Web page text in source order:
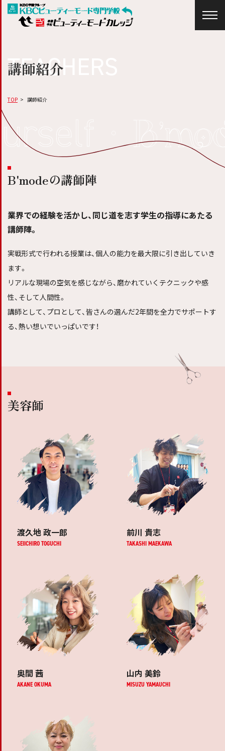
TEACHERS
講師紹介
TOP 講師紹介
B'modeの講師陣
業界での経験を活かし、同じ道を志す学生の指導にあたる
講師陣。
実戦形式で行われる授業は、個人の能力を最大限に引き出していき
ます。
リアルな現場の空気を感じながら、磨かれていくテクニックや感
性、そして人間性。
講師として、プロとして、皆さんの選んだ2年間を全力でサポートす
る、熱い想いでいっぱいです！
美容師
渡久地 政一郎
SEIICHIRO TOGUCHI
前川 貴志
TAKASHI MAEKAWA
奥間 茜
AKANE OKUMA
山内 美鈴
MISUZU YAMAUCHI